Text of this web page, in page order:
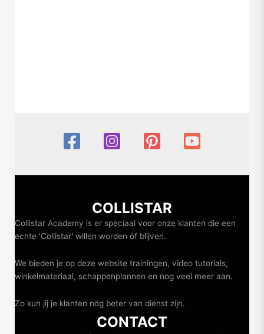
COLLISTAR
Collistar Academy is er speciaal voor onze klanten die een
echte 'Collistar' willen worden óf blijven.
We bieden je op deze website trainingen, video tutorials,
winkelmateriaal, schappenplannen en nog veel meer aan.
Zo kun jij je klanten nóg beter van dienst zijn.
CONTACT